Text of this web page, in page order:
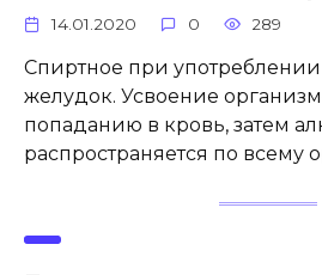
14.01.2020 0 289
Спиртное при
желудок. Усвоение
попаданию в кровь, затем
распространяется по всему